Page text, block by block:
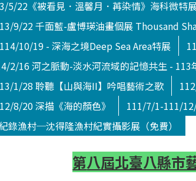
5/22《被看見．溫馨月．苒染情》海科微特
9/22 千面藍-盧博瑛油畫個展 Thousand
10/19 - 深海之境Deep Sea Area特展
2/16 河之脈動-淡水河流域的記憶共生 - 113
1/28 聆聽【山與海II】吟唱藝術之歌
8/20 深描《海的顏色》
111/7/1-111/
錄漁村─沈得隆漁村紀實攝影展（免費）
第八屆北臺八縣市